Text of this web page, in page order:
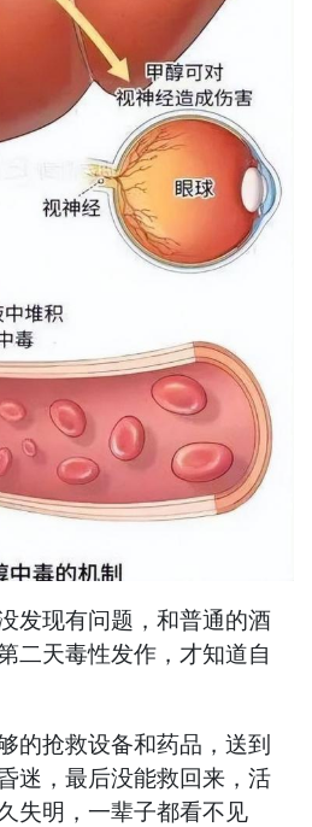
发现有问题，和普通的酒
二天毒性发作，才知道自
的抢救设备和药品，送到
迷，最后没能救回来，活
失明，一辈子都看不见